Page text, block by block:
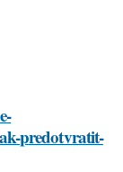
predotvratit-